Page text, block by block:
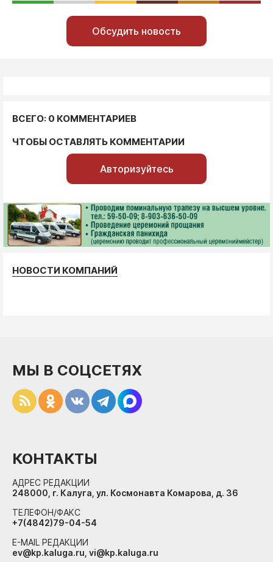
Обсудить новость
ВСЕГО: 0 КОММЕНТАРИЕВ
ЧТОБЫ ОСТАВЛЯТЬ КОММЕНТАРИИ
Авторизуйтесь
НОВОСТИ КОМПАНИЙ
МЫ В СОЦСЕТЯХ
КОНТАКТЫ
АДРЕС РЕДАКЦИИ
248000, г. Калуга, ул. Космонавта Комарова, д. 36
ТЕЛЕФОН/ФАКС
+7(4842)79-04-54
E-MAIL РЕДАКЦИИ
ev@kp.kaluga.ru, vi@kp.kaluga.ru